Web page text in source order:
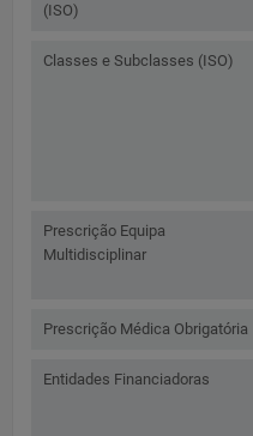
(ISO)
Classes e Subclasses (ISO)
Prescrição Equipa
Multidisciplinar
Prescrição Médica Obrigatória
Entidades Financiadoras